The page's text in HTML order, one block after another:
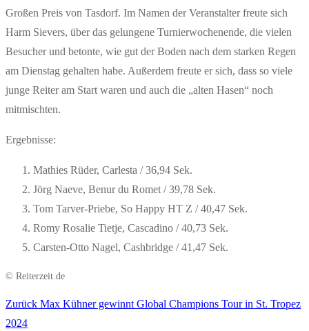
Großen Preis von Tasdorf. Im Namen der Veranstalter freute sich
Harm Sievers, über das gelungene Turnierwochenende, die vielen
Besucher und betonte, wie gut der Boden nach dem starken Regen
am Dienstag gehalten habe. Außerdem freute er sich, dass so viele
junge Reiter am Start waren und auch die „alten Hasen“ noch
mitmischten.
Ergebnisse:
Mathies Rüder, Carlesta / 36,94 Sek.
Jörg Naeve, Benur du Romet / 39,78 Sek.
Tom Tarver-Priebe, So Happy HT Z / 40,47 Sek.
Romy Rosalie Tietje, Cascadino / 40,73 Sek.
Carsten-Otto Nagel, Cashbridge / 41,47 Sek.
© Reiterzeit.de
Beitragsnavigation
Zurück Vorheriger
Max Kühner gewinnt Global Champions Tour in St. Tropez
2024